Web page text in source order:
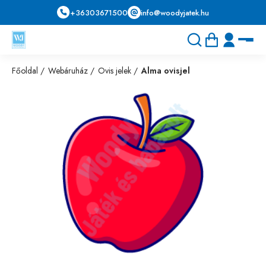
+36303671500 info@woodyjatek.hu
Főoldal Webáruház Ovis jelek Alma ovisjel